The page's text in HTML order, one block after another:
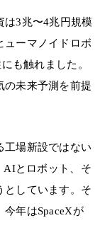
は3兆〜4兆円規模
ューマノイドロボ
も触れました。
の未来予測を前提
工場新設ではない
AIとロボット、そ
としています。そ
年はSpaceXが